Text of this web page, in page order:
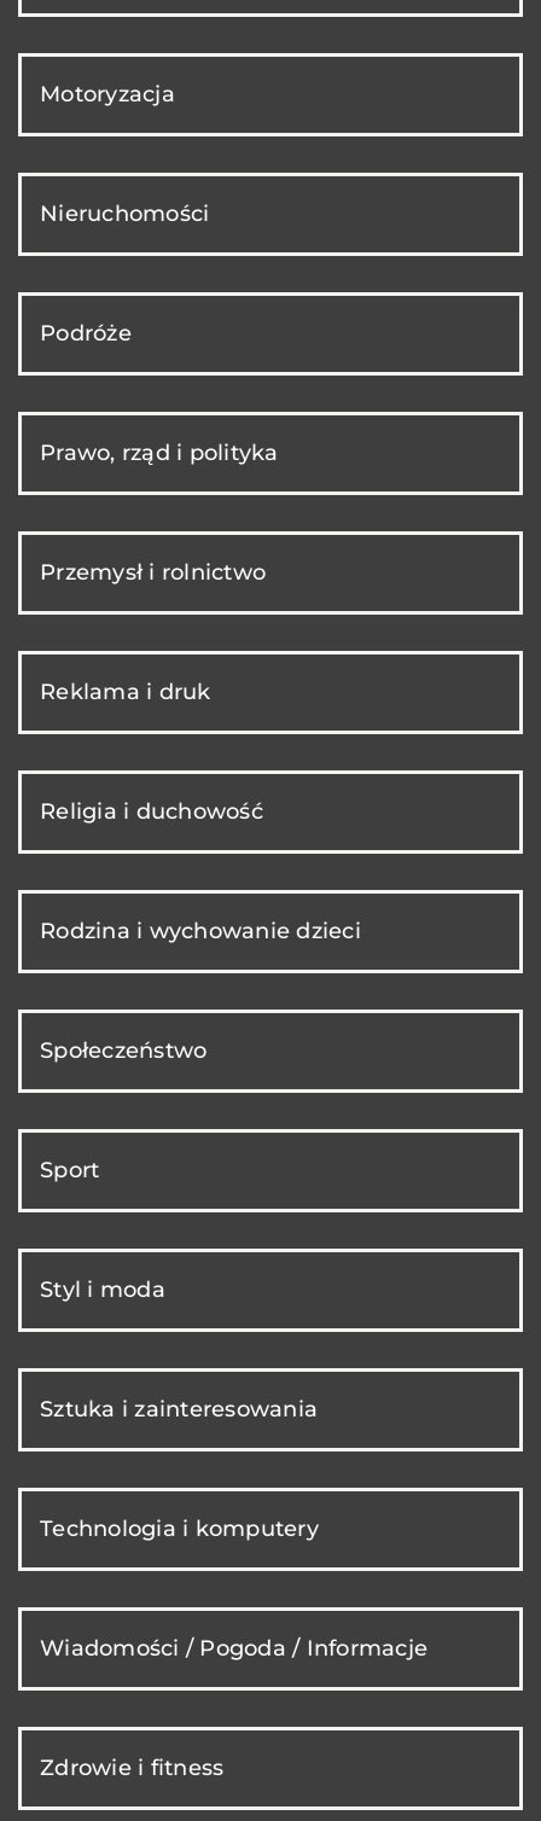
Motoryzacja
Nieruchomości
Podróże
Prawo, rząd i polityka
Przemysł i rolnictwo
Reklama i druk
Religia i duchowość
Rodzina i wychowanie dzieci
Społeczeństwo
Sport
Styl i moda
Sztuka i zainteresowania
Technologia i komputery
Wiadomości / Pogoda / Informacje
Zdrowie i fitness